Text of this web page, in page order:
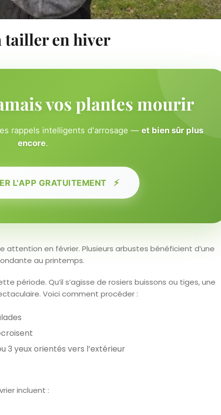
tailler en hiver
vos plantes mourir
rappels intelligents d'arrosage — et bien sûr plus
encore.
L'APP GRATUITEMENT ⚡
attention en février. Plusieurs arbustes bénéficient d’une
au printemps.
période. Qu’il s’agisse de rosiers buissons ou tiges, une
Voici comment procéder :
3 yeux orientés vers l’extérieur
incluent :